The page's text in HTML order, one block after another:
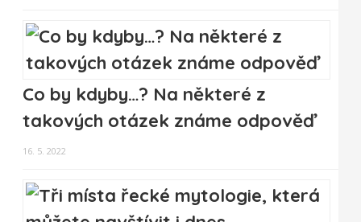
Co by kdyby…? Na některé z
takových otázek známe odpověď
16. 5. 2022